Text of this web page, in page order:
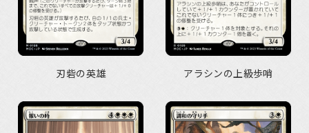
刃砦の英雄 アラシンの上級歩哨